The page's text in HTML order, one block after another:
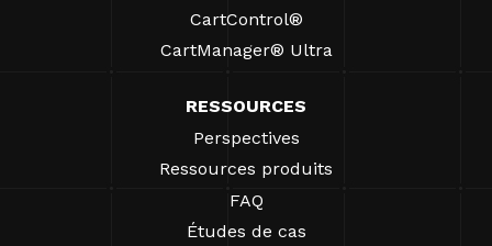
CartControl®
CartManager® Ultra
RESSOURCES
Perspectives
Ressources produits
FAQ
Études de cas